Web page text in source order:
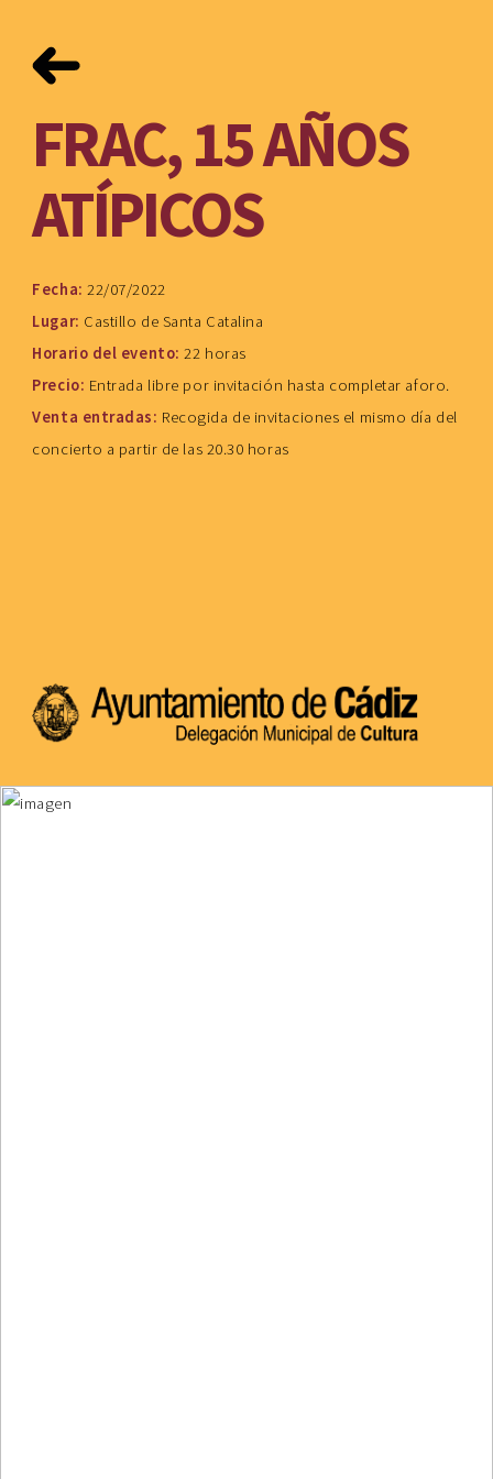
FRAC, 15 AÑOS
ATÍPICOS
Fecha:22/07/2022
Lugar: Castillo de Santa Catalina
Horario del evento:22 horas
Precio: Entrada libre por invitación hasta completar aforo.
Venta entradas: Recogida de invitaciones el mismo día del
concierto a partir de las 20.30 horas